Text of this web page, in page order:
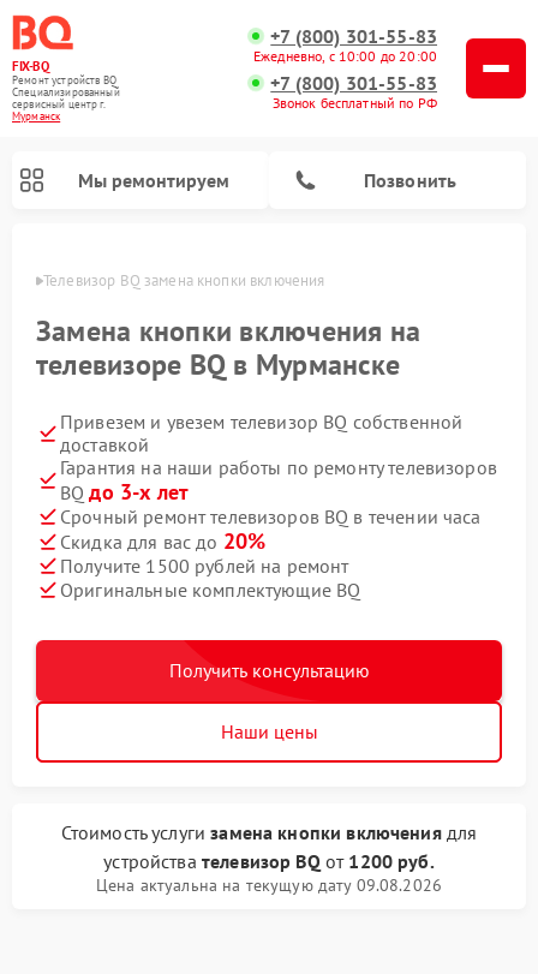
FIX-BQ
Ремонт устройств BQ
Специализированный
cервисный центр г.
Мурманск
+7 (800) 301-55-83
Ежедневно, с 10:00 до 20:00
+7 (800) 301-55-83
Звонок бесплатный по РФ
Мы ремонтируем Позвонить
Телевизор BQ замена кнопки включения
Замена кнопки включения на
телевизоре BQ в Мурманске
Привезем и увезем телевизор BQ собственной
доставкой
Гарантия на наши работы по ремонту телевизоров
BQдо 3-х лет
Срочный ремонт телевизоров BQ в течении часа
Скидка для вас до 20%
Получите 1500 рублей на ремонт
Оригинальные комплектующие BQ
Получить консультацию
Наши цены
Стоимость услугизамена кнопки включениядля
устройства телевизор BQ от 1200 руб.
Цена актуальна на текущую дату 09.08.2026